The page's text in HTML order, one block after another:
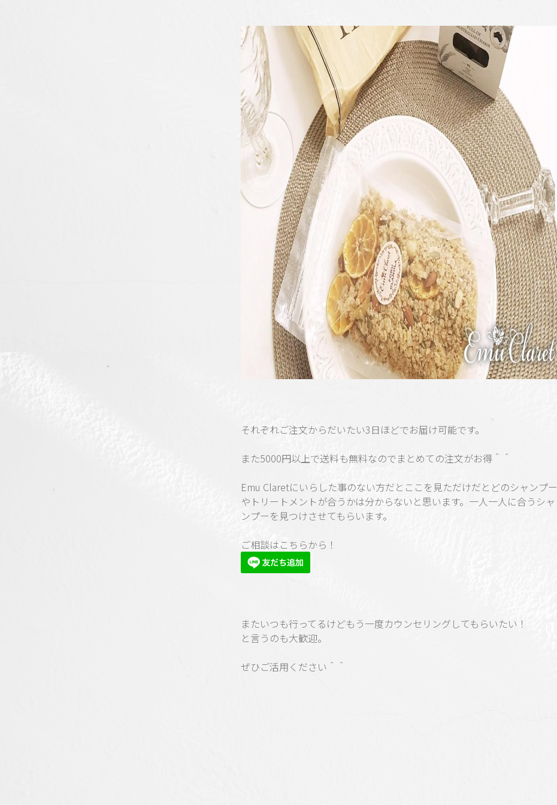
それぞれご注文からだいたい3日ほどでお届け可能です。
また5000円以上で送料も無料なのでまとめての注文がお得＾＾
Emu Claretにいらした事のない方だとここを見ただけだとどのシャンプー
やトリートメントが合うかは分からないと思います。一人一人に合うシャ
ンプーを見つけさせてもらいます。
ご相談はこちらから ！
またいつも行ってるけどもう一度カウンセリングしてもらいたい！
と言うのも大歓迎。
ぜひご活用ください＾＾